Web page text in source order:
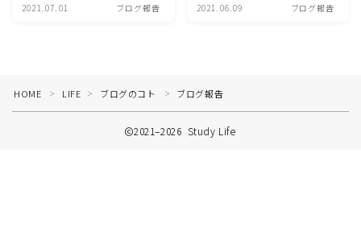
2021.07.01 ブログ報告 2021.06.09 ブログ報告
HOME ＞ LIFE ＞ ブログのコト ＞ ブログ報告
2021–2026 Study Life